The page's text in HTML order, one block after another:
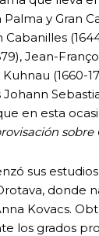
y Gran
Jean-
(1660-
en esta
sobre
sus
donde
Kovacs.
los grados